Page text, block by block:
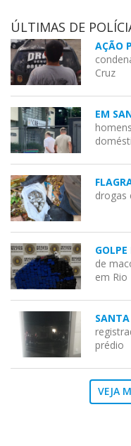
ÚLTIMAS DE
AÇÃO
Cruz
EM
drogas
de
em Rio
prédio
VEJA